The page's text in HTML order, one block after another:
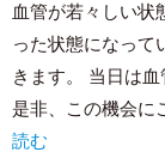
血管が若々しい状
った状態になって
きます。 当日は
是非、この機会
読む